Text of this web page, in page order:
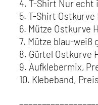
4. T-Shirt Nur echt
5. T-Shirt Ostkurve
6. Mütze Ostkurve
7. Mütze blau-
8. Gürtel Ostkurve
9. Aufklebermix,
10. Klebeband,